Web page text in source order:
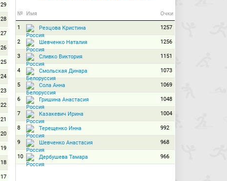
29
28
27
26
25
24
23
22
21
20
19
18
17
№ Имя Очки
1 Резцова Кристина 1257
2 Шевченко Наталия 1256
3 Сливко Виктория 1151
4 Смольская Динара 1073
5 Сола Анна 1069
6 Гришина Анастасия 1048
7 Казакевич Ирина 1004
8 Терещенко Инна 992
9 Шевченко Анастасия 968
10 Дербушева Тамара 966